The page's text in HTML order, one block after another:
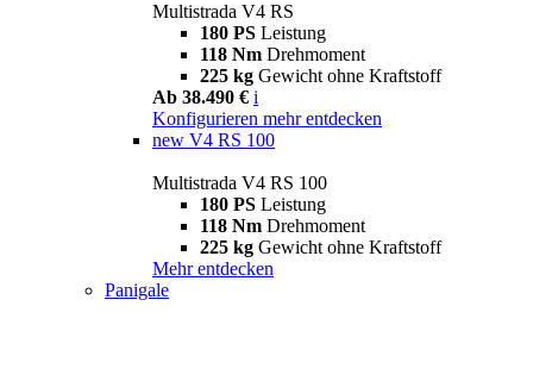
Multistrada V4 RS
180 PS Leistung
118 Nm Drehmoment
225 kg Gewicht ohne Kraftstoff
Ab 38.490 € i
Konfigurieren mehr entdecken
new V4 RS 100
Multistrada V4 RS 100
180 PS Leistung
118 Nm Drehmoment
225 kg Gewicht ohne Kraftstoff
Mehr entdecken
Panigale